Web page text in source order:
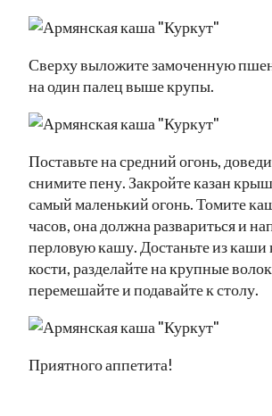
Сверху выложите замоченную
на один палец выше крупы.
Поставьте на средний огонь,
снимите пену. Закройте казан
самый маленький огонь. Томите
часов, она должна развариться и
перловую кашу. Достаньте из каши
кости, разделайте на крупные
перемешайте и подавайте к столу.
Приятного аппетита!